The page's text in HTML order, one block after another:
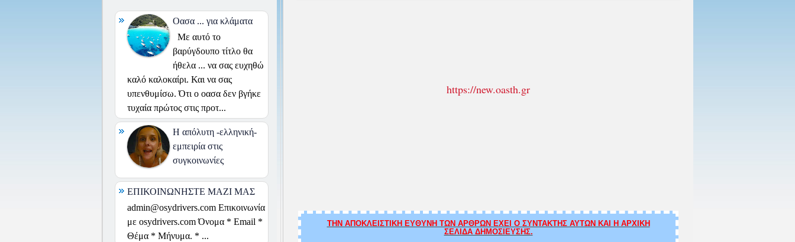
https://new.oasth.gr
ΤΗΝ ΑΠΟΚΛΕΙΣΤΙΚΗ ΕΥΘΥΝΗ ΤΩΝ ΑΡΘΡΩΝ ΕΧΕΙ Ο ΣΥΝΤΑΚΤΗΣ ΑΥΤΩΝ ΚΑΙ Η ΑΡΧΙΚΗ
ΣΕΛΙΔΑ ΔΗΜΟΣΙΕΥΣΗΣ.
Οασα ... για κλάματα
Με αυτό το
βαρύγδουπο τίτλο θα
ήθελα ... να σας ευχηθώ
καλό καλοκαίρι. Και να σας
υπενθυμίσω. Ότι ο οασα δεν βγήκε
τυχαία πρώτος στις προτ...
H απόλυτη -ελληνική-
εμπειρία στις
συγκοινωνίες
ΕΠΙΚΟΙΝΩΝΗΣΤΕ ΜΑΖΙ ΜΑΣ
admin@osydrivers.com Επικοινωνία
με osydrivers.com Όνομα * Email *
Θέμα * Μήνυμα. * ...